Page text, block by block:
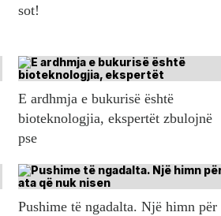
sot!
E ardhmja e bukurisë është
bioteknologjia, ekspertët zbulojnë
pse
Pushime të ngadalta. Një himn për